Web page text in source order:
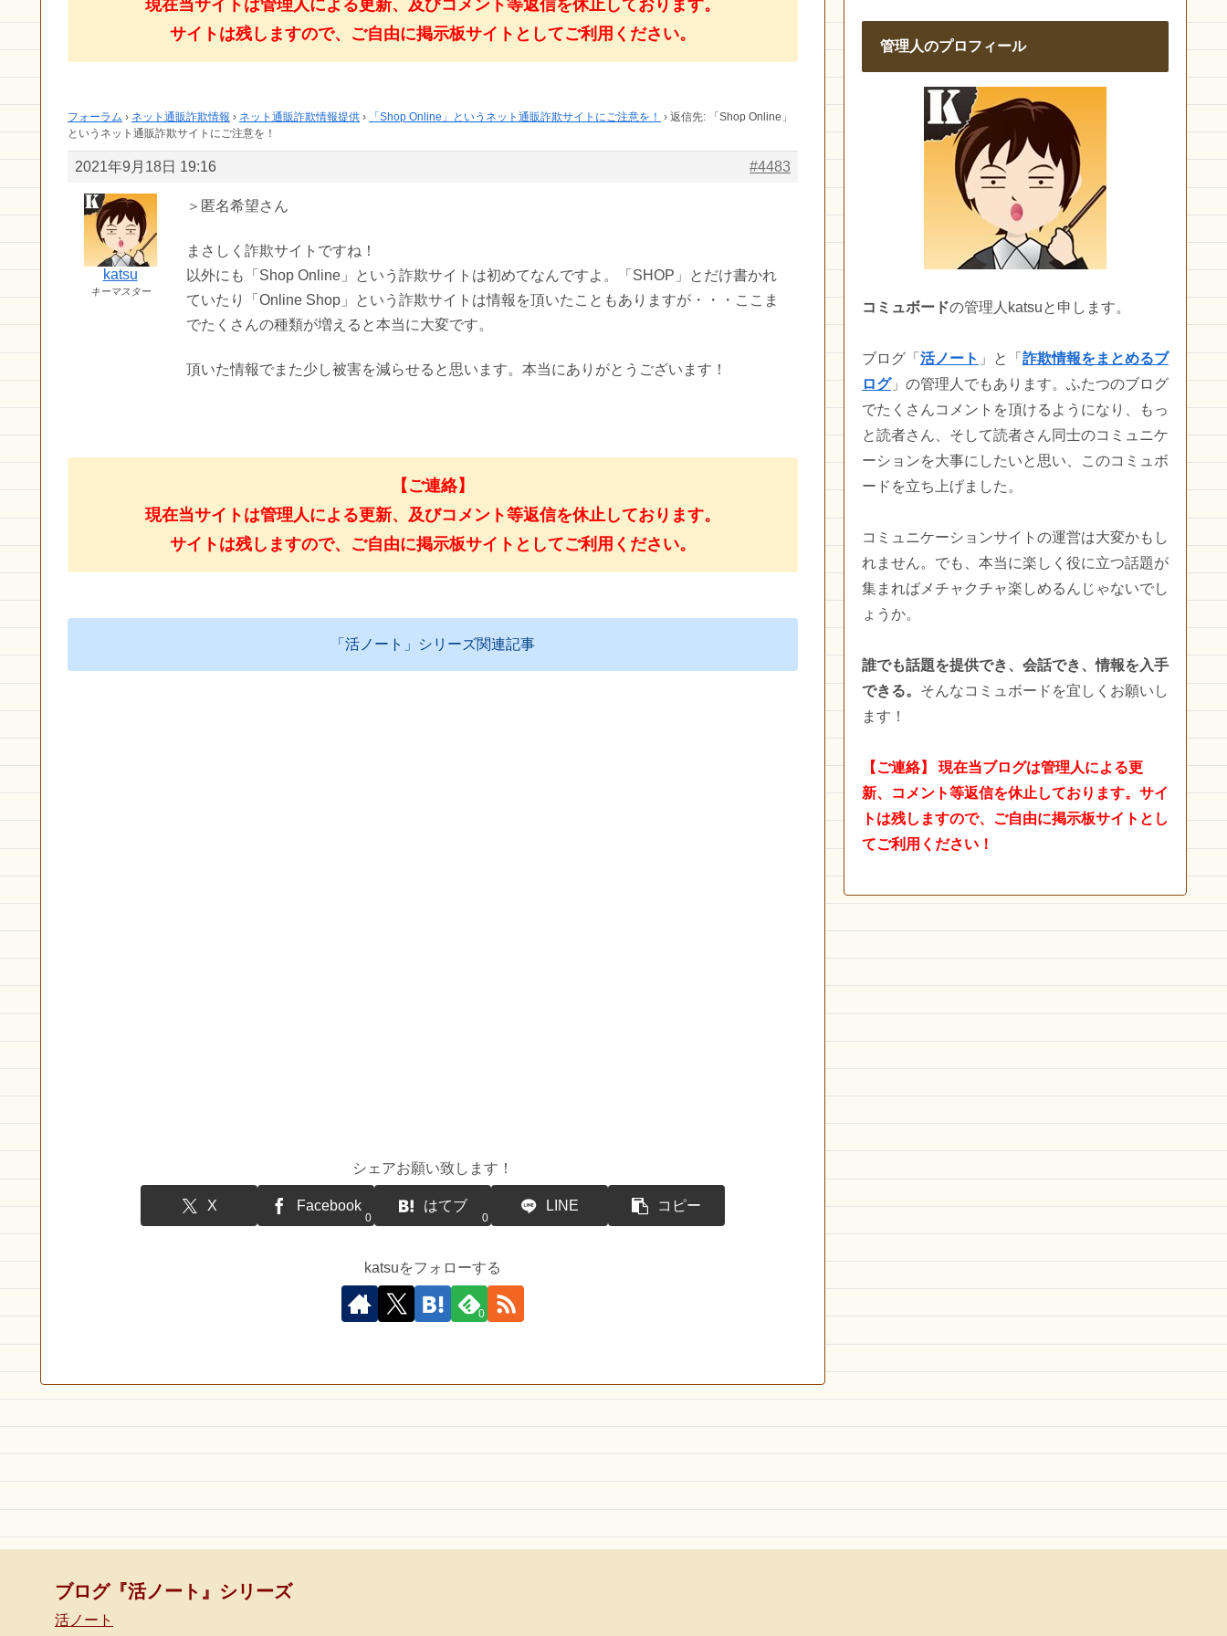
現在当サイトは管理人による更新、及びコメント等返信を休止しております。
サイトは残しますので、ご自由に掲示板サイトとしてご利用ください。
フォーラム › ネット通販詐欺情報 › ネット通販詐欺情報提供 › 「Shop Online」というネット通販詐欺サイトにご注意を！ › 返信先: 「Shop Online」
というネット通販詐欺サイトにご注意を！
2021年9月18日 19:16 #4483
katsu
キーマスター
＞匿名希望さん
まさしく詐欺サイトですね！
以外にも「Shop Online」という詐欺サイトは初めてなんですよ。「SHOP」とだけ書かれ
ていたり「Online Shop」という詐欺サイトは情報を頂いたこともありますが・・・ここま
でたくさんの種類が増えると本当に大変です。
頂いた情報でまた少し被害を減らせると思います。本当にありがとうございます！
【ご連絡】
現在当サイトは管理人による更新、及びコメント等返信を休止しております。
サイトは残しますので、ご自由に掲示板サイトとしてご利用ください。
「活ノート」シリーズ関連記事
シェアお願い致します！
X Facebook
0
はてブ
0
LINE コピー
katsuをフォローする
0
管理人のプロフィール
コミュボードの管理人katsuと申します。
ブログ「 活ノート 」と「 詐欺情報をまとめるブ
ログ」の管理人でもあります。ふたつのブログ
でたくさんコメントを頂けるようになり、もっ
と読者さん、そして読者さん同士のコミュニケ
ーションを大事にしたいと思い、このコミュボ
ードを立ち上げました。
コミュニケーションサイトの運営は大変かもし
れません。でも、本当に楽しく役に立つ話題が
集まればメチャクチャ楽しめるんじゃないでし
ょうか。
誰でも話題を提供でき、会話でき、情報を入手
できる。 そんなコミュボードを宜しくお願いし
ます！
【ご連絡】
現在当ブログは管理人による更
新、コメント等返信を休止しております。サイ
トは残しますので、ご自由に掲示板サイトとし
てご利用ください！
ブログ『活ノート』シリーズ
活ノート